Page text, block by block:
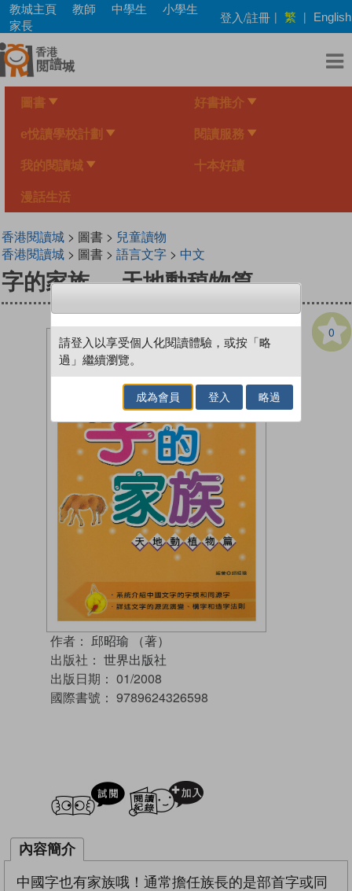
Skip
main
content
教城主頁 教師 中學生
小學生
家長
登入/註冊 | 繁 | English
圖書 好書推介
e悅讀學校計劃 閱讀服務
我的閱讀城 十本好讀
漫話生活
香港閱讀城> 圖書 > 兒童讀物
香港閱讀城> 圖書 > 語言文字> 中文
字的家族──天地動稙物篇
0
作者： 邱昭瑜 （著）
出版社： 世界出版社
出版日期： 01/2008
國際書號： 9789624326598
試閲
內容簡介
中國字也有家族哦！通常擔任族長的是部首字或同
請登入以享受個人化閱讀體驗，或按「略
過」繼續瀏覽。
成為會員 登入 略過